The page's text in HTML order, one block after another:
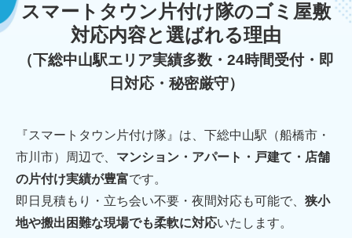
スマートタウン片付け隊のゴミ屋敷
対応内容と選ばれる理由
（下総中山駅エリア実績多数・24時間受付・即
日対応・秘密厳守）
『スマートタウン片付け隊』は、下総中山駅（船橋市・
市川市）周辺で、 マンション・アパート・戸建て・店舗
の片付け実績が豊富です。
即日見積もり・立ち会い不要・夜間対応も可能で、 狭小
地や搬出困難な現場でも柔軟に対応いたします。